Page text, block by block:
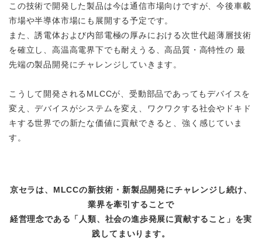
この技術で開発した製品は今は通信市場向けですが、今後車載
市場や半導体市場にも展開する予定です。
また、誘電体および内部電極の厚みにおける次世代超薄層技術
を確立し、高温高電界下でも耐えうる、高品質・高特性の 最
先端の製品開発にチャレンジしていきます。
こうして開発されるMLCCが、受動部品であってもデバイスを
変え、デバイスがシステムを変え、ワクワクする社会やドキド
キする世界での新たな価値に貢献できると、強く感じていま
す。
京セラは、MLCCの新技術・新製品開発にチャレンジし続け、
業界を牽引することで
経営理念である「人類、社会の進歩発展に貢献すること」を実
践してまいります。